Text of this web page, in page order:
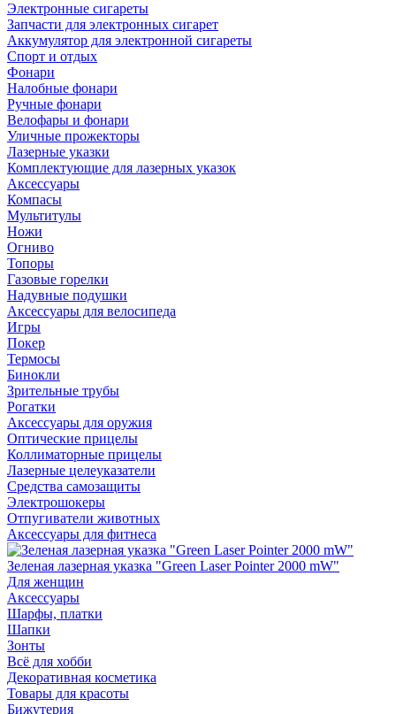
Электронные сигареты
Запчасти для электронных сигарет
Аккумулятор для электронной сигареты
Спорт и отдых
Фонари
Налобные фонари
Ручные фонари
Велофары и фонари
Уличные прожекторы
Лазерные указки
Комплектующие для лазерных указок
Аксессуары
Компасы
Мультитулы
Ножи
Огниво
Топоры
Газовые горелки
Надувные подушки
Аксессуары для велосипеда
Игры
Покер
Термосы
Бинокли
Зрительные трубы
Рогатки
Аксессуары для оружия
Оптические прицелы
Коллиматорные прицелы
Лазерные целеуказатели
Средства самозащиты
Электрошокеры
Отпугиватели животных
Аксессуары для фитнеса
Зеленая лазерная указка "Green Laser Pointer 2000 mW"
Для женщин
Аксессуары
Шарфы, платки
Шапки
Зонты
Всё для хобби
Декоративная косметика
Товары для красоты
Бижутерия